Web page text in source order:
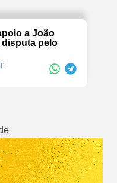
a João
disputa pelo